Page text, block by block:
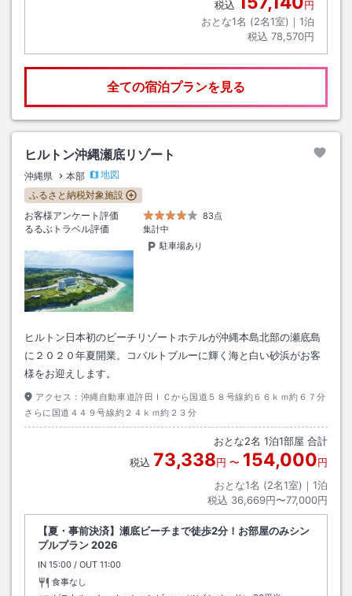
税込
円
おとな1名 (2名1室)｜ 1泊
税込 78,570円
全ての宿泊プランを見る
ヒルトン沖縄瀬底リゾート
沖縄県 本部
地図
ふるさと納税対象施設
お客様アンケート評価
83点
るるぶトラベル評価
集計中
駐車場あり
ヒルトン日本初のビーチリゾートホテルが沖縄本島北部の瀬底島
に２０２０年夏開業。コバルトブルーに輝く海と白い砂浜がお客
様をお迎えします。
アクセス： 沖縄自動車道許田ＩＣから国道５８号線約６６ｋｍ約６７分
さらに国道４４９号線約２４ｋｍ約２３分
おとな2名 1泊1部屋 合計
税込 73,338円 〜 154,000円
おとな1名 (2名1室)｜ 1泊
税込 36,669円〜77,000円
【夏・事前決済】瀬底ビーチまで徒歩2分！お部屋のみシン
プルプラン 2026
IN チェックイン
15:00 / OUT チェックアウト
11:00
食事なし